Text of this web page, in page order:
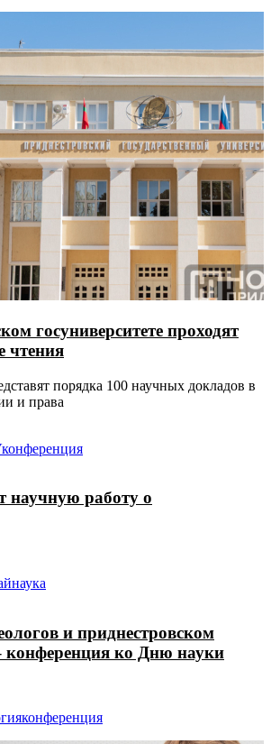
госуниверситете проходят
чтения
порядка 100 научных докладов в
и права
конференция
научную работу о
наука
и приднестровском
ко Дню науки
конференция